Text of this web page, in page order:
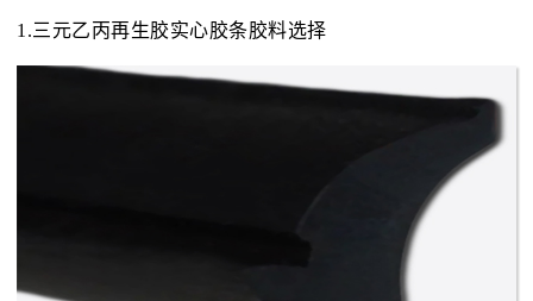
1.三元乙丙再生胶实心胶条胶料选择